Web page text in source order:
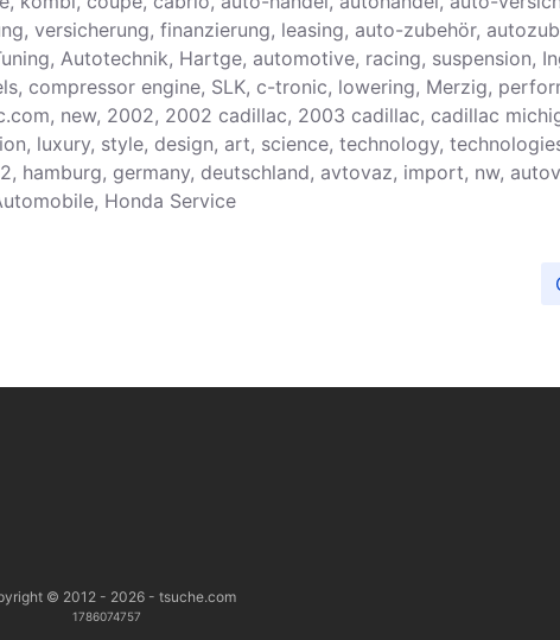
versicherung, finanzierung, leasing, auto-zubehör,
Autotechnik, Hartge, automotive, racing, suspension,
compressor engine, SLK, c-tronic, lowering, Merzig,
new, 2002, 2002 cadillac, 2003 cadillac, cadillac
luxury, style, design, art, science, technology,
hamburg, germany, deutschland, avtovaz, import, nw,
Honda Service
© 2012 - 2026 - tsuche.com
1786074757